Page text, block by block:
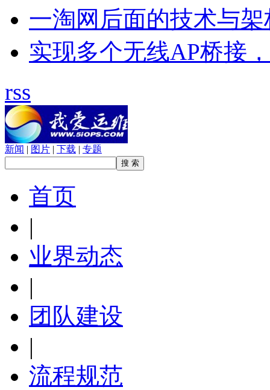
一淘网后面的技术与架
实现多个无线AP桥接
rss
新闻 | 图片 | 下载 | 专题
首页
|
业界动态
|
团队建设
|
流程规范